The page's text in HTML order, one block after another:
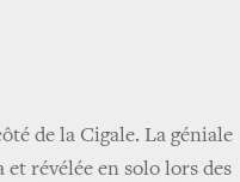
de la Cigale. La géniale
et révélée en solo lors des